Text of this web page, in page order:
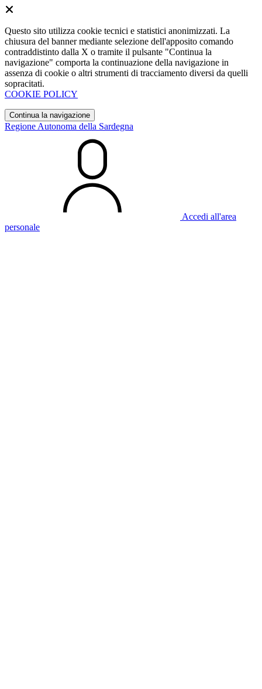
Questo sito utilizza cookie tecnici e statistici anonimizzati. La
chiusura del banner mediante selezione dell'apposito comando
contraddistinto dalla X o tramite il pulsante "Continua la
navigazione" comporta la continuazione della navigazione in
assenza di cookie o altri strumenti di tracciamento diversi da quelli
sopracitati.
COOKIE POLICY
Continua la navigazione
Regione Autonoma della Sardegna
Accedi all'area
personale